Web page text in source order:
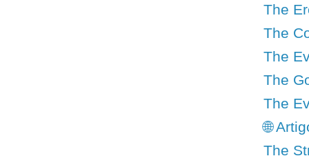
The
The
The
The
The
🌐
The